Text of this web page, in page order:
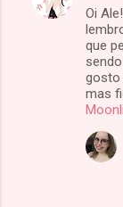
Oi
que
gosto
mas